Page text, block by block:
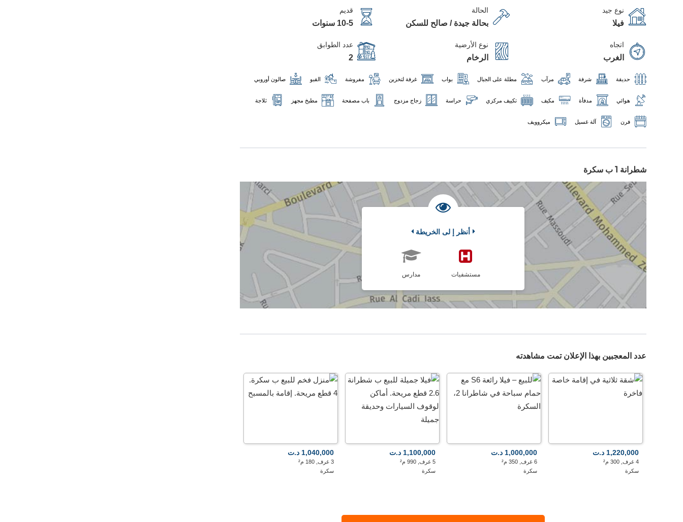
نوع جيد
فيلا
الحالة
بحالة جيدة / صالح للسكن
قديم
10-5 سنوات
اتجاه
الغرب
نوع الأرضية
الرخام
عدد الطوابق
2
حديقة شرفة مرآب مطلة على الجبال بواب غرفة لتخزين مفروشة القبو صالون أوروبي
هوائي مدفأة مكيف تكييف مركزي حراسة زجاج مزدوج باب مصفحة مطبخ مجهز ثلاجة
فرن آلة غسيل ميكروويف
شطرانة 1 ب سكرة
أنظر إ لى الخريطة
مدارس مستشفيات
عدد المعجبين بهذا الإعلان تمت مشاهدته
1,220,000 د.ت
4 غرف, 300 م²
سكرة
1,000,000 د.ت
6 غرف, 350 م²
سكرة
1,100,000 د.ت
5 غرف, 990 م²
سكرة
1,040,000 د.ت
3 غرف, 180 م²
سكرة